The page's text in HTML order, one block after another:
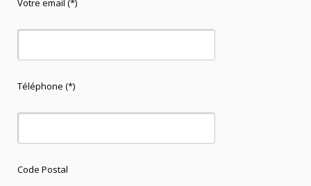
Votre email (*)
Téléphone (*)
Code Postal